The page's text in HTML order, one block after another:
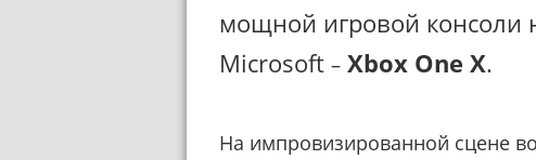
мощной игровой консоли
Microsoft – Xbox One X.
На импровизированной сцене